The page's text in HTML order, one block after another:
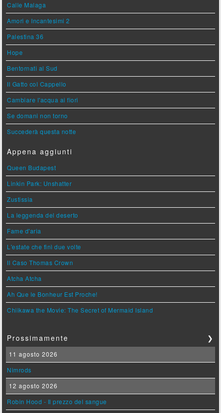
Calle Malaga
Amori e Incantesimi 2
Palestina 36
Hope
Bentornati al Sud
Il Gatto col Cappello
Cambiare l'acqua ai fiori
Se domani non torno
Succederà questa notte
Appena aggiunti
Queen Budapest
Linkin Park: Unshatter
Zustissia
La leggenda del deserto
Fame d'aria
L'estate che finì due volte
Il Caso Thomas Crown
Atcha Atcha
Ah Que le Bonheur Est Proche!
Chiikawa the Movie: The Secret of Mermaid Island
Prossimamente ❯
11 agosto 2026
Nimrods
12 agosto 2026
Robin Hood - Il prezzo del sangue